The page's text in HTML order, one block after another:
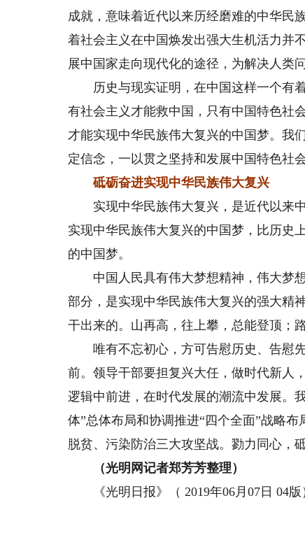
成就，意味着近代以来历经磨难的中华民
着社会主义在中国焕发出强大生机活力并
展中国家走向现代化的途径，为解决人类
历史与现实证明，在中国这样一个有着
有社会主义才能救中国，只有中国特色社
才能实现中华民族伟大复兴的中国梦。我
定信念，一以贯之坚持和发展中国特色社会
砥砺奋进实现中华民族伟大复兴
实现中华民族伟大复兴，是近代以来中
实现中华民族伟大复兴的中国梦，比历史
的中国梦。
中国人民具有伟大梦想精神，伟大梦想
部分，是实现中华民族伟大复兴的强大精
干出来的。山再高，往上攀，总能登顶；
唯有不忘初心，方可告慰历史、告慰先
前。领导干部要担复兴大任，做时代新人
逻辑中前进，在时代发展的潮流中发展。
体”总体布局和协调推进“四个全面”战略
脱贫、污染防治三大攻坚战。勠力同心，
（光明网记者郑芳芳整理）
《光明日报》（ 2019年06月07日 04版